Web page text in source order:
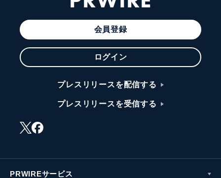
会員登録
ログイン
プレスリリースを配信する
プレスリリースを受信する
PRWIREサービス